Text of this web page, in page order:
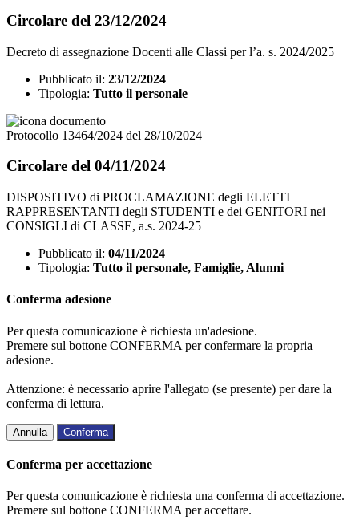
Circolare del 23/12/2024
Decreto di assegnazione Docenti alle Classi per l’a. s. 2024/2025
Pubblicato il: 23/12/2024
Tipologia: Tutto il personale
Protocollo 13464/2024 del 28/10/2024
Circolare del 04/11/2024
DISPOSITIVO di PROCLAMAZIONE degli ELETTI
RAPPRESENTANTI degli STUDENTI e dei GENITORI nei
CONSIGLI di CLASSE, a.s. 2024-25
Pubblicato il: 04/11/2024
Tipologia: Tutto il personale, Famiglie, Alunni
Conferma adesione
Per questa comunicazione è richiesta un'adesione.
Premere sul bottone CONFERMA per confermare la propria
adesione.
Attenzione: è necessario aprire l'allegato (se presente) per dare la
conferma di lettura.
Annulla Conferma
Conferma per accettazione
Per questa comunicazione è richiesta una conferma di accettazione.
Premere sul bottone CONFERMA per accettare.